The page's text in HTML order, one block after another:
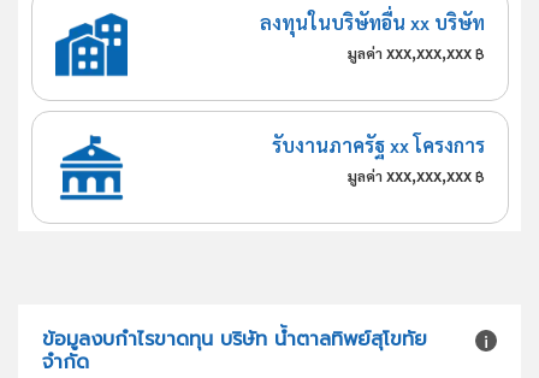
ลงทุนในบริษัทอื่น xx บริษัท
มูลค่า xxx,xxx,xxx ฿
รับงานภาครัฐ xx โครงการ
มูลค่า xxx,xxx,xxx ฿
ข้อมูลงบกำไรขาดทุน บริษัท น้ำตาลทิพย์สุโขทัย
จำกัด